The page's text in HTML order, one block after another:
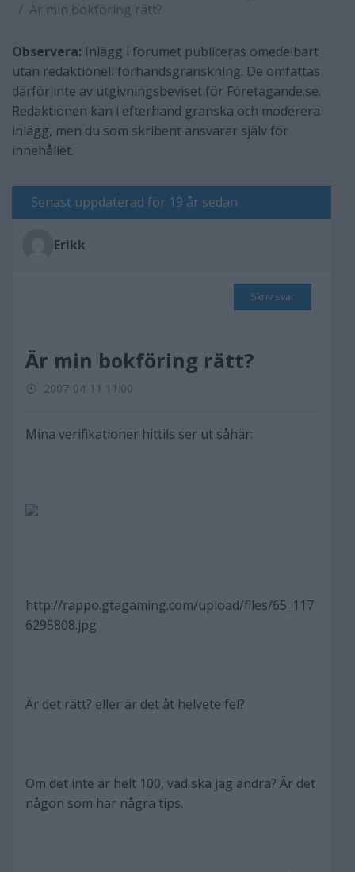
Är min bokföring rätt?
Observera: Inlägg i forumet publiceras omedelbart
utan redaktionell förhandsgranskning. De omfattas
därför inte av utgivningsbeviset för Företagande.se.
Redaktionen kan i efterhand granska och moderera
inlägg, men du som skribent ansvarar själv för
innehållet.
Senast uppdaterad för 19 år sedan
Erikk
Skriv svar
Är min bokföring rätt?
2007-04-11 11:00
Mina verifikationer hittils ser ut såhär:
http://rappo.gtagaming.com/upload/files/65_117
6295808.jpg
Är det rätt? eller är det åt helvete fel?
Om det inte är helt 100, vad ska jag ändra? Är det
någon som har några tips.